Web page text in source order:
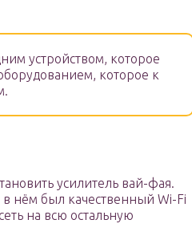
устройством, которое
которое к
усилитель вай-фая.
в нём был качественный Wi-Fi
на всю остальную